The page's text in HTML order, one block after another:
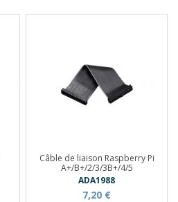
Câble de liaison Raspberry Pi
A+/B+/2/3/3B+/4/5
ADA1988
7,20 €